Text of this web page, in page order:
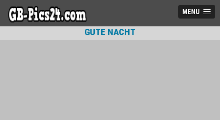
MENU
GUTE NACHT